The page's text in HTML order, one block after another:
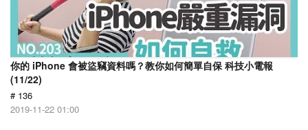
你的 iPhone 會被盜竊資料嗎？教你如何簡單自保 科技小電報
(11/22)
# 136
2019-11-22 01:00